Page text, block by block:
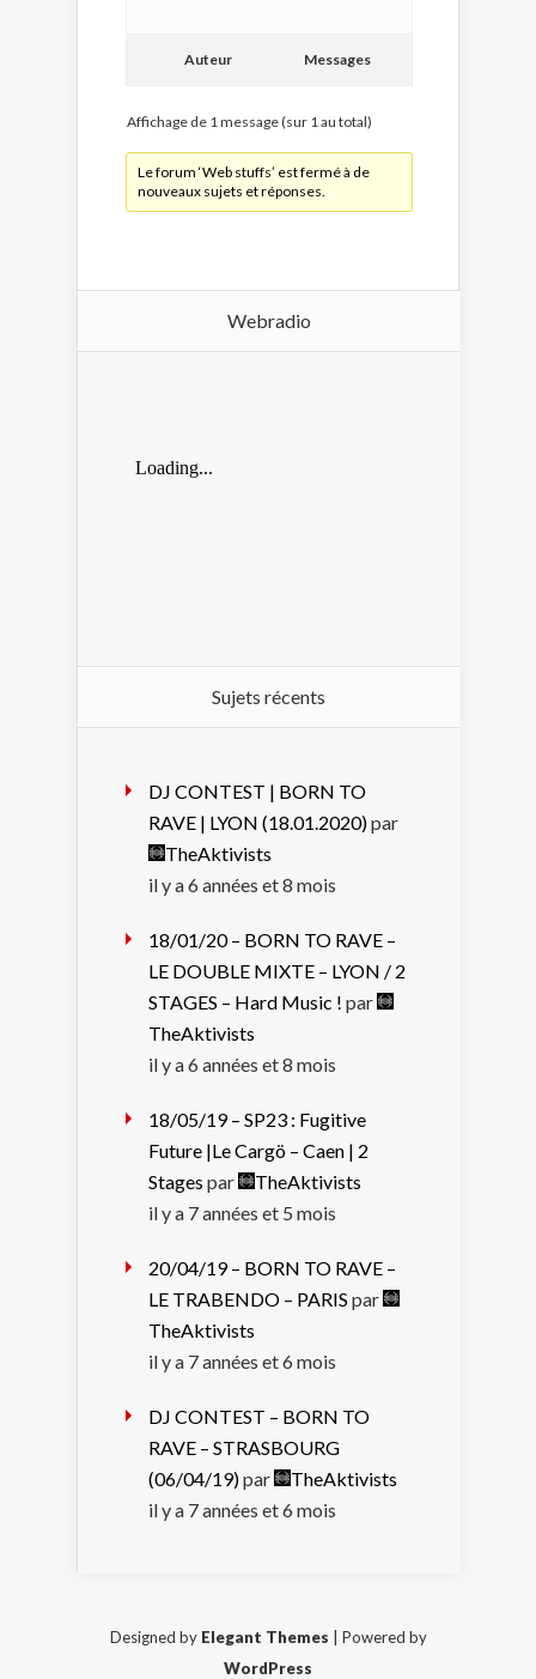
Auteur Messages
Affichage de 1 message (sur 1 au total)
Le forum ‘Web stuffs’ est fermé à de
nouveaux sujets et réponses.
Webradio
Sujets récents
DJ CONTEST | BORN TO
RAVE | LYON (18.01.2020)par
TheAktivists
il y a 6 années et 8 mois
18/01/20 – BORN TO RAVE –
LE DOUBLE MIXTE – LYON / 2
STAGES – Hard Music ! par
TheAktivists
il y a 6 années et 8 mois
18/05/19 – SP23 : Fugitive
Future |Le Cargö – Caen | 2
Stages par
TheAktivists
il y a 7 années et 5 mois
20/04/19 – BORN TO RAVE –
LE TRABENDO – PARIS par
TheAktivists
il y a 7 années et 6 mois
DJ CONTEST – BORN TO
RAVE – STRASBOURG
(06/04/19)par
TheAktivists
il y a 7 années et 6 mois
Designed by Elegant Themes | Powered by
WordPress